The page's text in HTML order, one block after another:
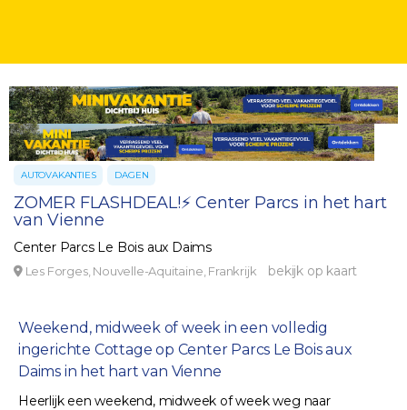
AUTOVAKANTIES DAGEN
ZOMER FLASHDEAL!⚡ Center Parcs in het hart
van Vienne
Center Parcs Le Bois aux Daims
Les Forges, Nouvelle-Aquitaine, Frankrijk bekijk op kaart
Weekend, midweek of week in een volledig
ingerichte Cottage op Center Parcs Le Bois aux
Daims in het hart van Vienne
Heerlijk een weekend, midweek of week weg naar